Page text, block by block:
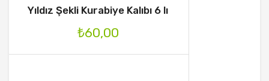
Yıldız Şekli Kurabiye Kalıbı 6 lı
₺60,00